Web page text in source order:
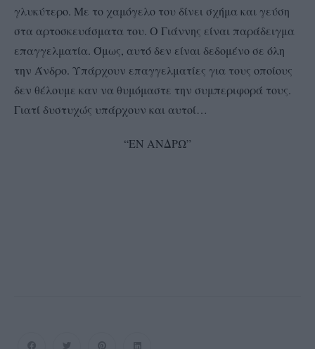
γλυκύτερο. Με το χαμόγελο του δίνει σχήμα και γεύση
στα αρτοσκευάσματα του. Ο Γιάννης είναι παράδειγμα
επαγγελματία. Όμως, αυτό δεν είναι δεδομένο σε όλη
την Άνδρο. Υπάρχουν επαγγελματίες για τους οποίους
δεν θέλουμε καν να θυμόμαστε την συμπεριφορά τους.
Γιατί δυστυχώς υπάρχουν και αυτοί…
“ΕΝ ΑΝΔΡΩ”